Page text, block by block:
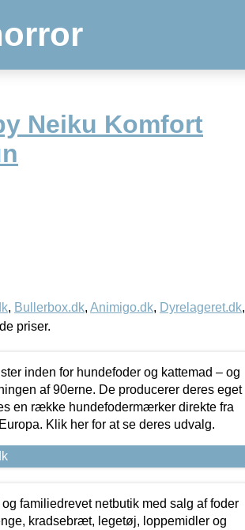
Neiku Komfort
, Bullerbox.dk, Animigo.dk, Dyrelageret.dk,
priser.
inden for hundefoder og kattemad – og
af 90erne. De producerer deres eget
en række hundefodermærker direkte fra
Klik her for at se deres udvalg.
familiedrevet netbutik med salg af foder
kradsebræt, legetøj, loppemidler og